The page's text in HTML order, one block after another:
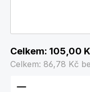
Celkem: 105,00
Celkem: 86,78 Kč
Množství